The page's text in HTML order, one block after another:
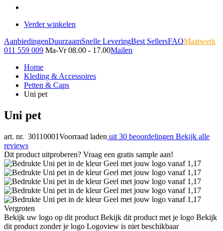
Verder winkelen
AanbiedingenDuurzaamSnelle LeveringBest SellersFAQMaatwerk
011 559 009 Ma-Vr 08.00 - 17.00Mailen
Home
Kleding & Accessoires
Petten & Caps
Uni pet
Uni pet
art. nr. 30110001Voorraad laden uit 30 beoordelingen Bekijk alle
reviews
Dit product uitproberen? Vraag een gratis sample aan!
Vergroten
Bekijk uw logo op dit product Bekijk dit product met je logo Bekijk
dit product zonder je logo Logoview is niet beschikbaar